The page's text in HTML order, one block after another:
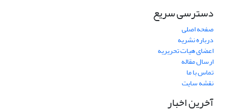
دسترسی سریع
صفحه اصلی
درباره نشریه
اعضای هیات تحریریه
ارسال مقاله
تماس با ما
نقشه سایت
آخرین اخبار